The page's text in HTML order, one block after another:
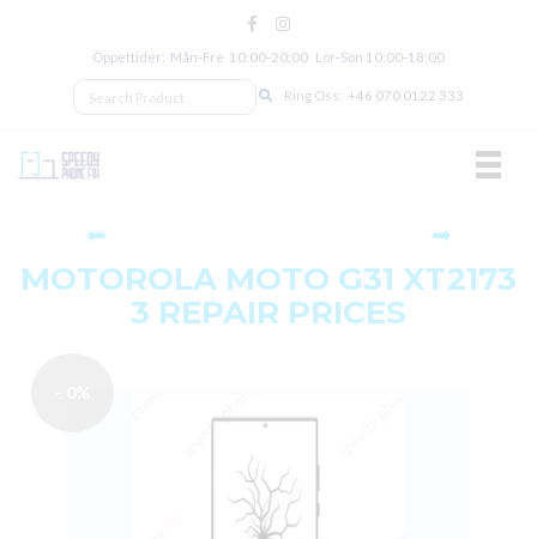
Öppettider: Mån‑Fre 10:00‑20:00 Lör‑Sön 10:00‑18:00
Ring Oss: +46 070 0122 333
⬅ ➡
MOTOROLA MOTO G31 XT2173
3 REPAIR PRICES